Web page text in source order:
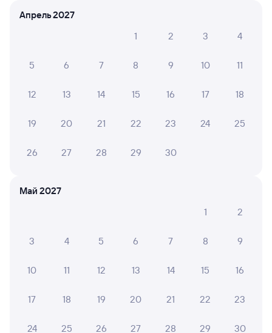
Дни следования
от 1 ⁠417 ⁠₽
558С Проходящий 6,1
из Сириуса (Олимпийского
07:06 09:12
2 ч 6 м в пути
от 1 ⁠339 ⁠₽ 1 ⁠513 ⁠₽
Апрель 2027
1
2 3 4
5 6 7 8 9 10 11
12 13 14 15 16 17 18
19 20 21 22 23 24 25
26 27 28 29 30
Май 2027
1
2
3 4 5 6 7 8 9
10 11 12 13 14 15 16
17 18 19 20 21 22 23
24 25 26 27 28 29 30